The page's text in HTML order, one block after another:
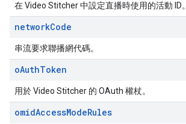
在 Video Stitcher 中設定直播時使用的活動 ID。
networkCode
串流要求聯播網代碼。
oAuthToken
用於 Video Stitcher 的 OAuth 權杖。
omidAccessModeRules